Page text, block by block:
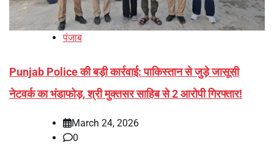
पंजाब
Punjab Police की बड़ी कार्रवाई: पाकिस्तान से जुड़े जासूसी
नेटवर्क का भंडाफोड़, श्री मुक्तसर साहिब से 2 आरोपी गिरफ्तार!
March 24, 2026
0